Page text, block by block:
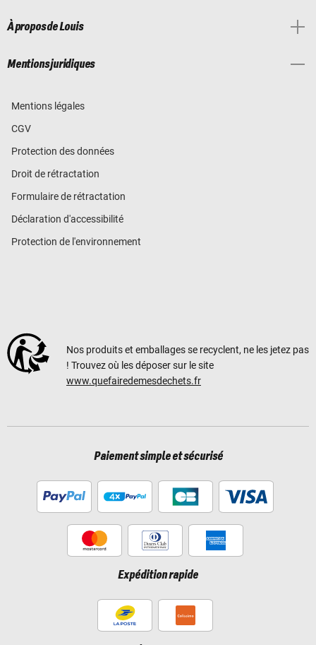
À propos de Louis
Mentions juridiques
Mentions légales
CGV
Protection des données
Droit de rétractation
Formulaire de rétractation
Déclaration d'accessibilité
Protection de l'environnement
Nos produits et emballages se recyclent, ne les jetez pas
! Trouvez où les déposer sur le site
www.quefairedemesdechets.fr
Paiement simple et sécurisé
Expédition rapide